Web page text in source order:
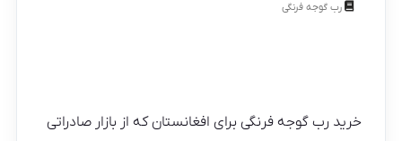
رب گوجه فرنگی
خرید رب گوجه فرنگی برای افغانستان که از بازار صادراتی